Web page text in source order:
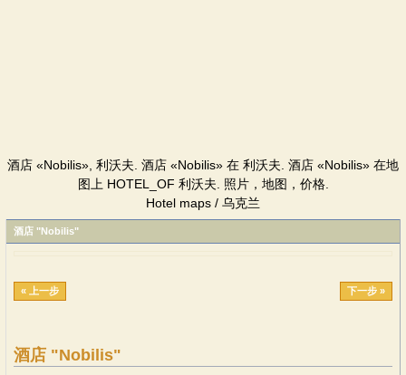
酒店 «Nobilis», 利沃夫. 酒店 «Nobilis» 在 利沃夫. 酒店 «Nobilis» 在地
图上 HOTEL_OF 利沃夫. 照片，地图，价格.
Hotel maps / 乌克兰
酒店 "Nobilis"
« 上一步 下一步 »
酒店 "Nobilis"